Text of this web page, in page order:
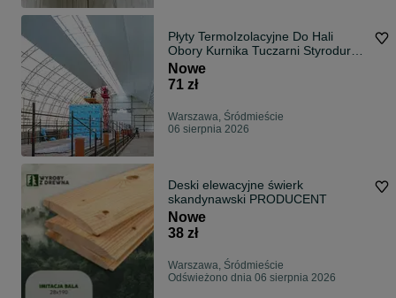
Płyty TermoIzolacyjne Do Hali
Obory Kurnika Tuczarni Styrodur
XPS AGRO
Nowe
71 zł
Warszawa, Śródmieście
06 sierpnia 2026
Deski elewacyjne świerk
skandynawski PRODUCENT
Nowe
38 zł
Warszawa, Śródmieście
Odświeżono dnia 06 sierpnia 2026